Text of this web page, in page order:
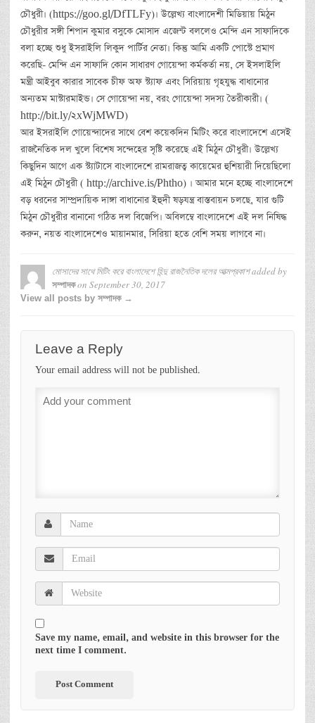
চৌধুরী। (https://goo.gl/DfTLFy)। উল্লেখ্য বাংলাদেশী মিডিয়ায় মিঠুন
চৌধুরীর সঙ্গী শিপান কুমার বসুকে মোসাদ এজেন্ট বললেও মেন্দি এন সাফাদিকে
বলা হচ্ছে শুধু ইসরাইলি লিকুদ পার্টির নেতা। কিন্তু আমি একটি পোস্টে প্রমাণ
করেছি- মেন্দি এন সাফাদি কোন সাধারণ গোয়েন্দা কর্মকর্তা নয়, সে ইসলাইলি
মন্ত্রী আইবুব কারার সাবেক চীফ অফ স্ট্যাফ এবং সিরিয়ায় গৃহযুদ্ধ বাধানোর
অন্যতম মাস্টারমাইন্ড। সে গোয়েন্দা নয়, বরং গোয়েন্দা সদস্য তৈরীকারী। (
http://bit.ly/2xWjMWD)
আর ইসরাইলি গোয়েন্দাদের সাথে বেশ কয়েকদিন মিটিং করে বাংলাদেশে এসেই
রাজনৈতিক দল খুলে বিশেষ সন্দেহের সৃষ্টি করেছে এই মিঠুন চৌধুরী। উল্লেখ্য
কিছুদিন আগে এক স্ট্যাটাসে বাংলাদেশে রামরাজত্ব কায়েমের হুশিয়ারী দিয়েছিলো
এই মিঠুন চৌধুরী ( http://archive.is/Phtho) । আমার মনে হচ্ছে বাংলাদেশে
বড় ধরনের সাম্প্রদায়িক দাঙ্গা বাধানোর ইহুদী ষড়যন্ত্র বাস্তবায়ন চলছে, যার গুটি
মিঠুন চৌধুরীর বানানো গঠিত দল বিজেপি। অবিলম্বে বাংলাদেশে এই দল নিষিদ্ধ
করুন, নয়ত বাংলাদেশেও মায়ানমার, সিরিয়া হতে বেশি সময় লাগবে না।
মোসাদের সাথে মিটিং করে বাংলাদেশে হিন্দু রাজনৈতিক দলের আত্মপ্রকাশadded by
সম্পাদকon September 30, 2017
View all posts by সম্পাদক →
Leave a Reply
Your email address will not be published.
Save my name, email, and website in this browser for the
next time I comment.